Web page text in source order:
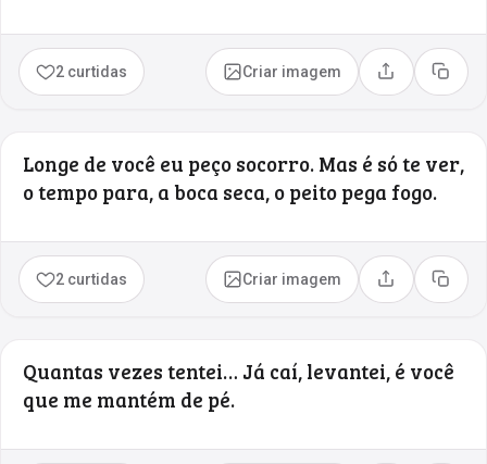
2 curtidas Criar imagem Compartilhar
Copiar
Longe de você eu peço socorro. Mas é só te ver,
o tempo para, a boca seca, o peito pega fogo.
2 curtidas Criar imagem Compartilhar
Copiar
Quantas vezes tentei… Já caí, levantei, é você
que me mantém de pé.